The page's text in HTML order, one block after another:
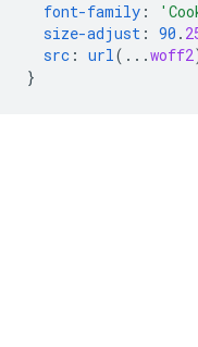
font-family :
size-adjust : 90 .
src : url(.. .woff2
}